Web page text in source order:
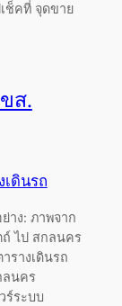
ช็คที่ จุดขาย
ส.
เดินรถ
าง: ภาพจาก
ถ์ ไป สกลนคร
รางเดินรถ
ลนคร
ร์ระบบ